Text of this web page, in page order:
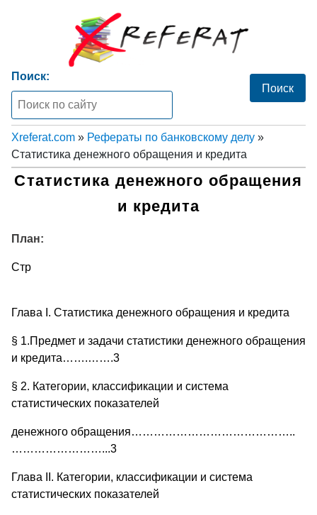
Поиск:
Xreferat.com » Рефераты по банковскому делу »
Статистика денежного обращения и кредита
Статистика денежного обращения
и кредита
План:
Стр
Глава I. Статистика денежного обращения и кредита
§ 1.Предмет и задачи статистики денежного обращения
и кредита…….…….3
§ 2. Категории, классификации и система
статистических показателей
денежного обращения……………………………………..
……………………...3
Глава II. Категории, классификации и система
статистических показателей